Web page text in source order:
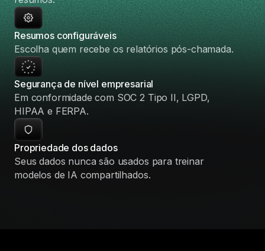
Resumos configuráveis
Escolha quem recebe os relatórios pós-chamada.
Segurança de nível empresarial
Em conformidade com SOC 2 Tipo II, LGPD,
HIPAA e FERPA.
Propriedade dos dados
Seus dados nunca são usados para treinar
modelos de IA compartilhados.